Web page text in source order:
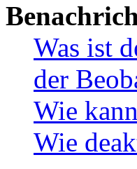
Was ist
der
Wie
Wie